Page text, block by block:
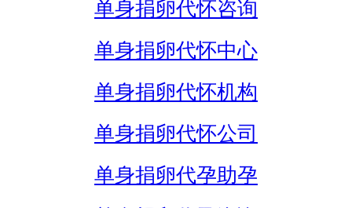
单身捐卵代怀咨询
单身捐卵代怀中心
单身捐卵代怀机构
单身捐卵代怀公司
单身捐卵代孕助孕